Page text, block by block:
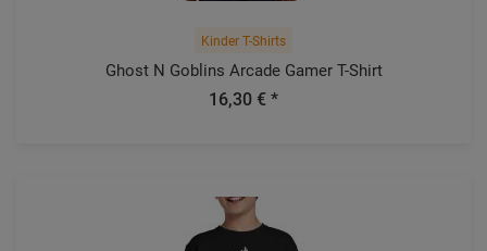
Kinder T-Shirts
Ghost N Goblins Arcade Gamer T-Shirt
16,30 € *